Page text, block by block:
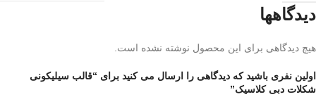
دیدگاهها
هیچ دیدگاهی برای این محصول نوشته نشده است.
اولین نفری باشید که دیدگاهی را ارسال می کنید برای “قالب سیلیکونی
شکلات دبی کلاسیک”